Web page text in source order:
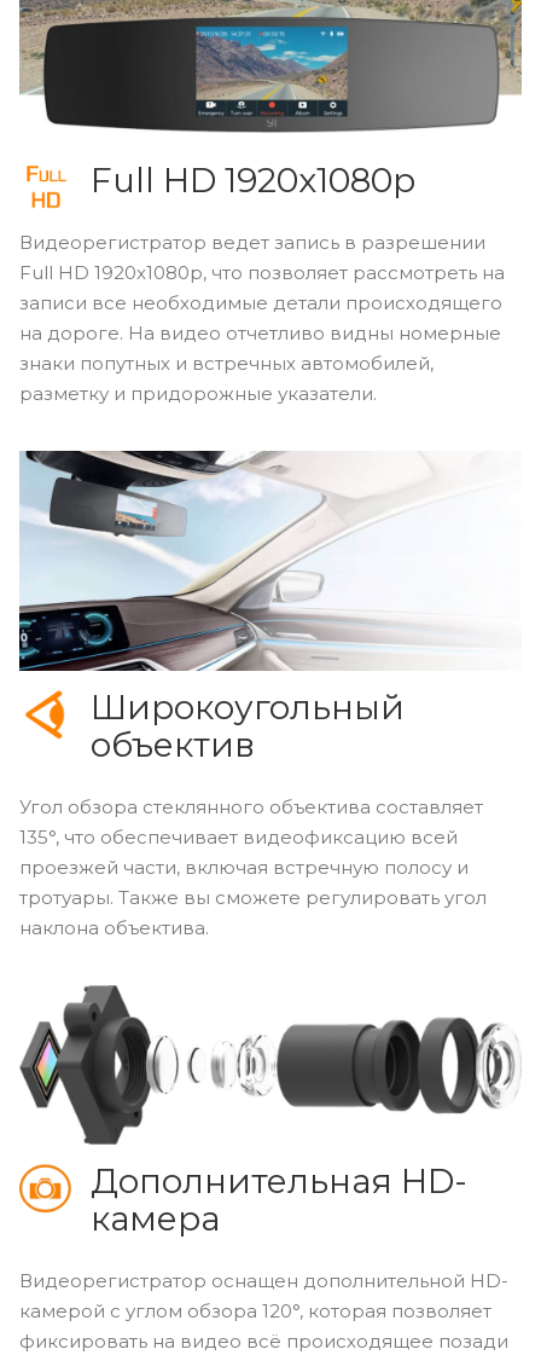
Full HD 1920x1080p
Видеорегистратор ведет запись в разрешении
Full HD 1920x1080p, что позволяет рассмотреть на
записи все необходимые детали происходящего
на дороге. На видео отчетливо видны номерные
знаки попутных и встречных автомобилей,
разметку и придорожные указатели.
Широкоугольный
объектив
Угол обзора стеклянного объектива составляет
135°, что обеспечивает видеофиксацию всей
проезжей части, включая встречную полосу и
тротуары. Также вы сможете регулировать угол
наклона объектива.
Дополнительная HD-
камера
Видеорегистратор оснащен дополнительной HD-
камерой с углом обзора 120°, которая позволяет
фиксировать на видео всё происходящее позади